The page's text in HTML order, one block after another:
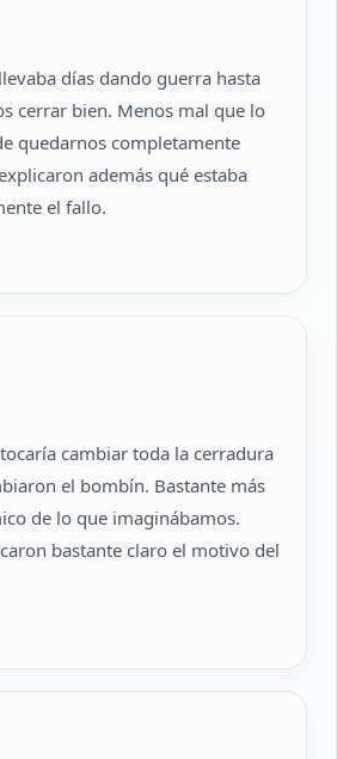
días dando guerra hasta
cerrar bien. Menos mal que lo
quedarnos completamente
además qué estaba
el fallo.
cambiar toda la cerradura
el bombín. Bastante más
de lo que imaginábamos.
bastante claro el motivo del